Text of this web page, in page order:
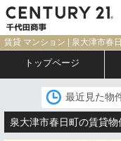
賃貸 マンション | 泉大津市春
トップページ
最近見た物
泉大津市春日町の賃貸物